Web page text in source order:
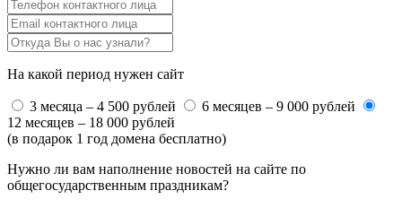
На какой период нужен сайт
3 месяца – 4 500 рублей
6 месяцев – 9 000 рублей
12 месяцев – 18 000 рублей
(в подарок 1 год домена бесплатно)
Нужно ли вам наполнение новостей на сайте по
общегосударственным праздникам?